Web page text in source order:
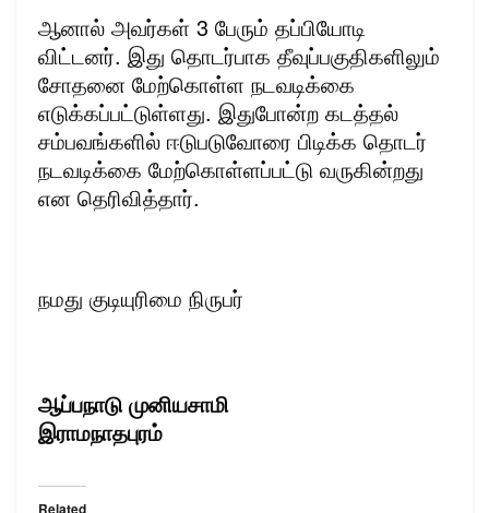
ஆனால் அவர்கள் 3 பேரும் தப்பியோடி
விட்டனர். இது தொடர்பாக தீவுப்பகுதிகளிலும்
சோதனை மேற்கொள்ள நடவடிக்கை
எடுக்கப்பட்டுள்ளது. இதுபோன்ற கடத்தல்
சம்பவங்களில் ஈடுபடுவோரை பிடிக்க தொடர்
நடவடிக்கை மேற்கொள்ளப்பட்டு வருகின்றது
என தெரிவித்தார்.
நமது குடியுரிமை நிருபர்
ஆப்பநாடு முனியசாமி
இராமநாதபுரம்
Related